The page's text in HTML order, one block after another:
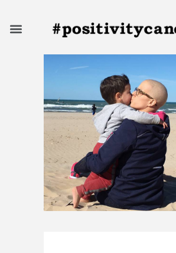
Sobre mí
Consejos tratamiento